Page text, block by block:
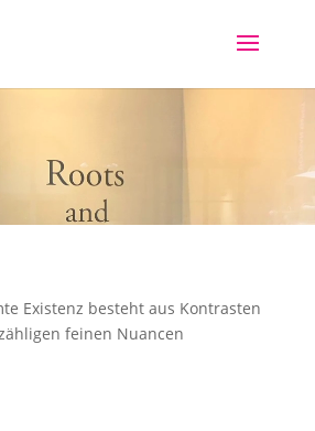
Existenz besteht aus Kontrasten
feinen Nuancen